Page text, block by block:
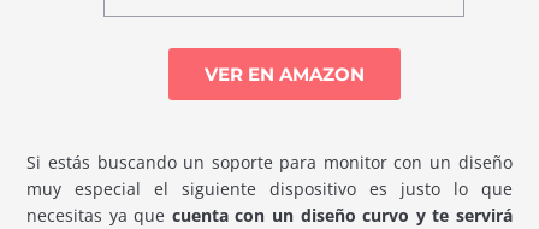
VER EN AMAZON
Si estás buscando un soporte para monitor con un diseño
muy especial el siguiente dispositivo es justo lo que
necesitas ya que cuenta con un diseño curvo y te servirá